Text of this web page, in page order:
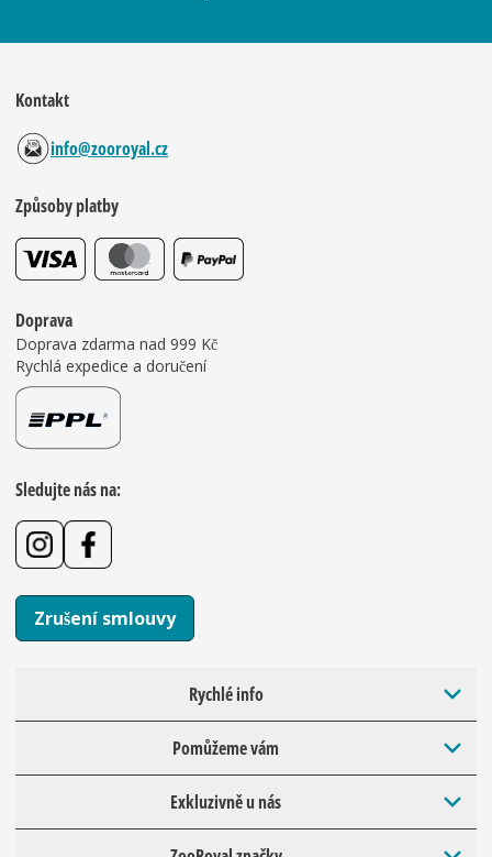
Kontakt
info@zooroyal.cz
Způsoby platby
Doprava
Doprava zdarma nad 999 Kč
Rychlá expedice a doručení
Sledujte nás na:
Zrušení smlouvy
Rychlé info
Pomůžeme vám
Exkluzivně u nás